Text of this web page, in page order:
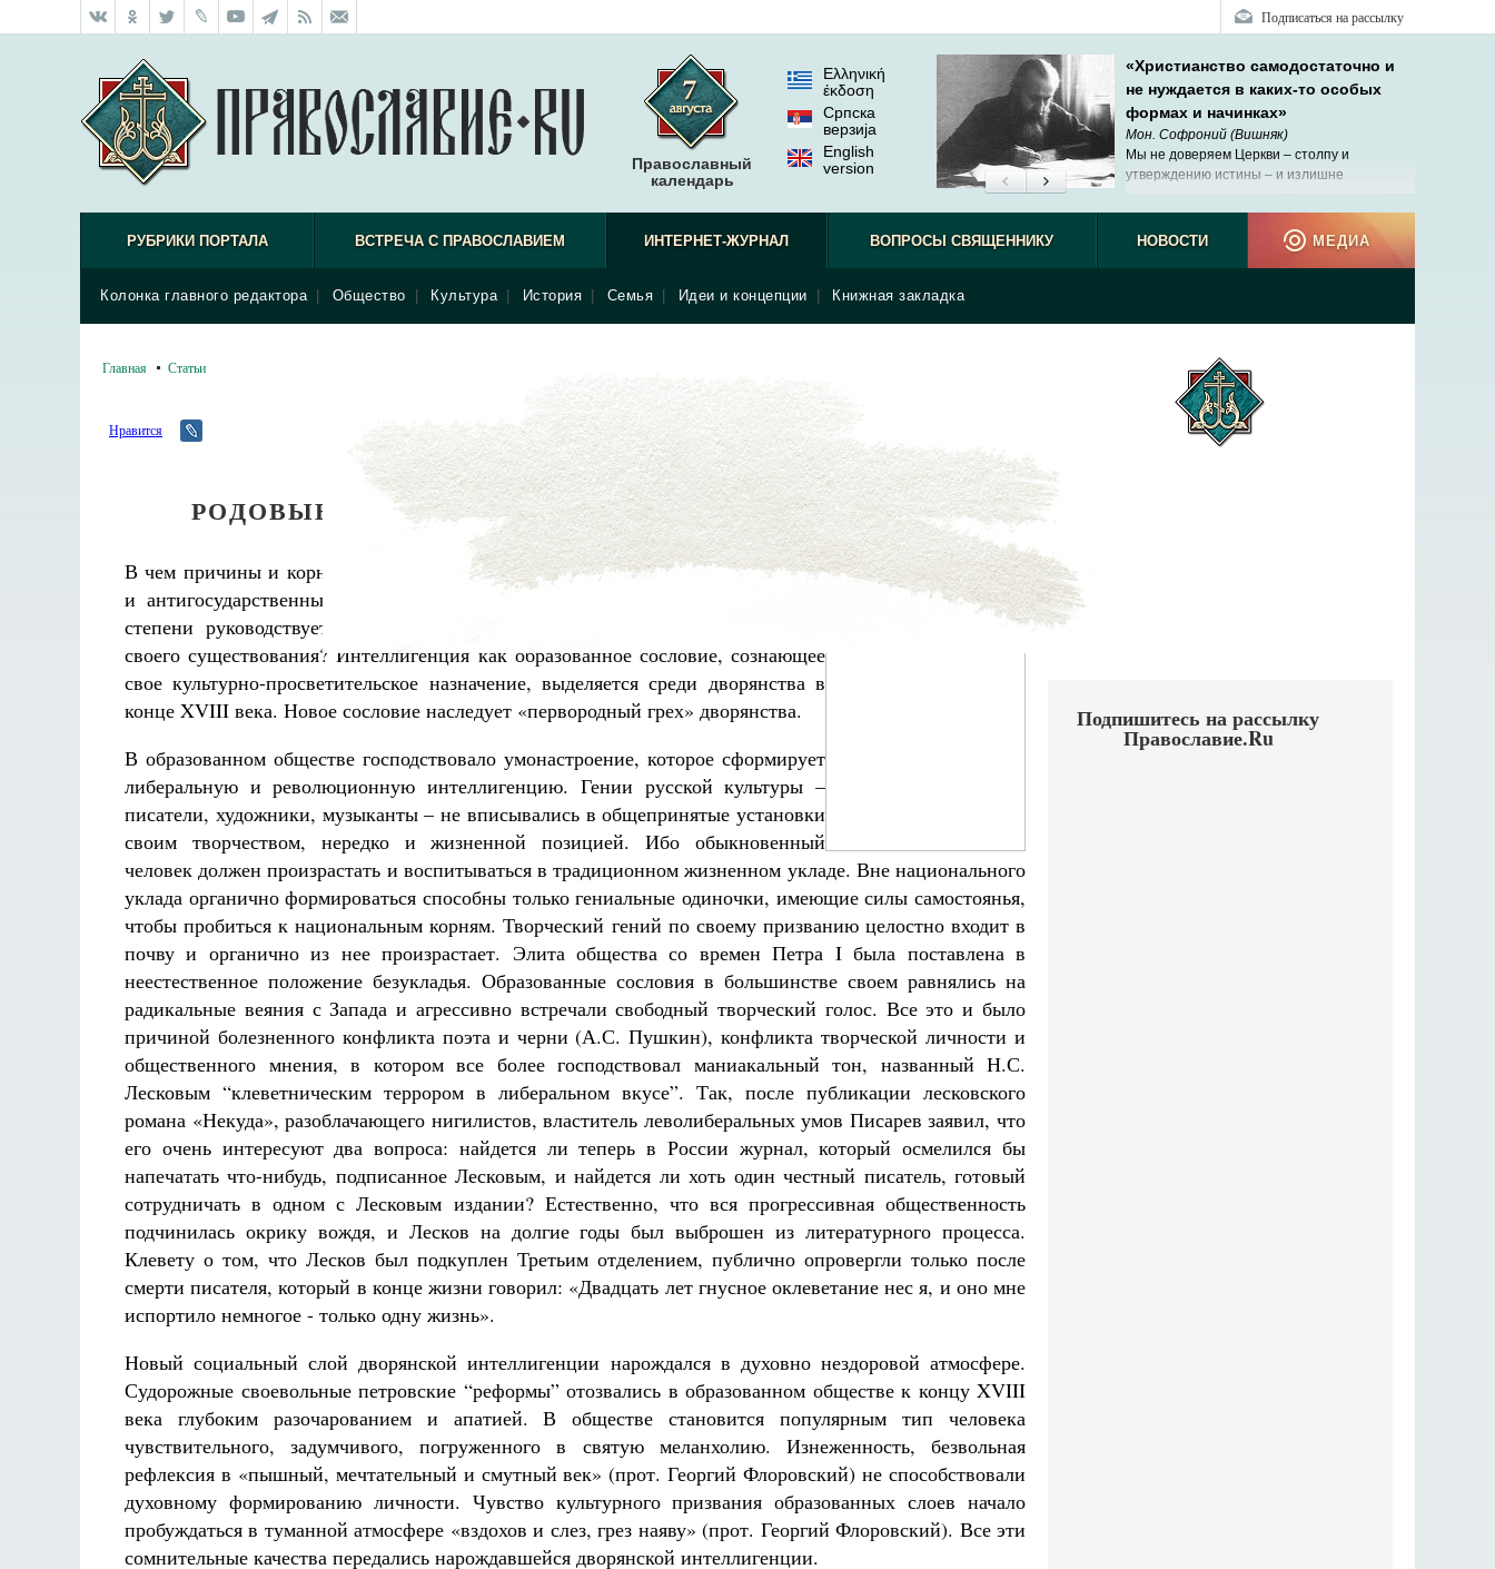
Подписаться на рассылку
Православный
календарь
Ελληνική
έκδοση
Српска
верзиjа
English
version
«Христианство самодостаточно и
не нуждается в каких-то особых
формах и начинках»
Мон. Софроний (Вишняк)
Мы не доверяем Церкви – столпу и
утверждению истины – и излишне
возможности познания.
РУБРИКИ ПОРТАЛА ВСТРЕЧА С ПРАВОСЛАВИЕМ ИНТЕРНЕТ-ЖУРНАЛ
Колонка главного редактора Общество Культура История Семья Идеи и концепции Книжная закладка
ВОПРОСЫ СВЯЩЕННИКУ НОВОСТИ МЕДИА
Главная Статьи
Нравится
РОДОВЫЕ БОЛЕЗНИ ДВОРЯНСКОЙ ИНТЕЛЛИГЕНЦИИ
В чем причины и корни социального эгоизма, утопизма, нигилизма, анархизма
и антигосударственных, противонародных инстинктов, которыми в большой
степени руководствуется русская интеллигенция на протяжении двух веков
своего существования? Интеллигенция как образованное сословие, сознающее
свое культурно-просветительское назначение, выделяется среди дворянства в
конце XVIII века. Новое сословие наследует «первородный грех» дворянства.
В образованном обществе господствовало умонастроение, которое сформирует
либеральную и революционную интеллигенцию. Гении русской культуры –
писатели, художники, музыканты – не вписывались в общепринятые установки
своим творчеством, нередко и жизненной позицией. Ибо обыкновенный
человек должен произрастать и воспитываться в традиционном жизненном укладе. Вне национального
уклада органично формироваться способны только гениальные одиночки, имеющие силы самостоянья,
чтобы пробиться к национальным корням. Творческий гений по своему призванию целостно входит в
почву и органично из нее произрастает. Элита общества со времен Петра I была поставлена в
неестественное положение безукладья. Образованные сословия в большинстве своем равнялись на
радикальные веяния с Запада и агрессивно встречали свободный творческий голос. Все это и было
причиной болезненного конфликта поэта и черни (А.С. Пушкин), конфликта творческой личности и
общественного мнения, в котором все более господствовал маниакальный тон, названный Н.С.
Лесковым “клеветническим террором в либеральном вкусе”. Так, после публикации лесковского
романа «Некуда», разоблачающего нигилистов, властитель леволиберальных умов Писарев заявил, что
его очень интересуют два вопроса: найдется ли теперь в России журнал, который осмелился бы
напечатать что-нибудь, подписанное Лесковым, и найдется ли хоть один честный писатель, готовый
сотрудничать в одном с Лесковым издании? Естественно, что вся прогрессивная общественность
подчинилась окрику вождя, и Лесков на долгие годы был выброшен из литературного процесса.
Клевету о том, что Лесков был подкуплен Третьим отделением, публично опровергли только после
смерти писателя, который в конце жизни говорил: «Двадцать лет гнусное оклеветание нес я, и оно мне
испортило немногое - только одну жизнь».
Новый социальный слой дворянской интеллигенции нарождался в духовно нездоровой атмосфере.
Судорожные своевольные петровские “реформы” отозвались в образованном обществе к концу XVIII
века глубоким разочарованием и апатией. В обществе становится популярным тип человека
чувствительного, задумчивого, погруженного в святую меланхолию. Изнеженность, безвольная
рефлексия в «пышный, мечтательный и смутный век» (прот. Георгий Флоровский) не способствовали
духовному формированию личности. Чувство культурного призвания образованных слоев начало
пробуждаться в туманной атмосфере «вздохов и слез, грез наяву» (прот. Георгий Флоровский). Все эти
сомнительные качества передались нарождавшейся дворянской интеллигенции.
Подпишитесь на рассылку
Православие.Ru